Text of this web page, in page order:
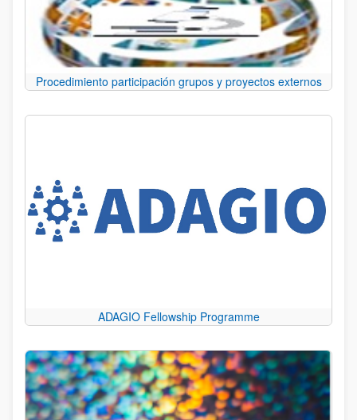
Procedimiento participación grupos y proyectos externos
ADAGIO Fellowship Programme